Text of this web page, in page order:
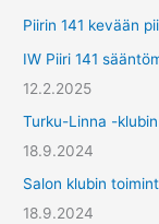
t
Piirin 141 kevään
IW Piiri 141
12.2.2025
Turku-Linna -
18.9.2024
Salon klubin
18.9.2024